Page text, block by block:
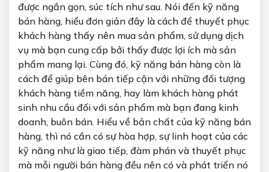
được ngắn gọn, súc tích như sau. Nói đến kỹ năng
bán hàng, hiểu đơn giản đây là cách để thuyết phục
khách hàng thấy nên mua sản phẩm, sử dụng dịch
vụ mà bạn cung cấp bởi thấy được lợi ích mà sản
phẩm mang lại. Cùng đó, kỹ năng bán hàng còn là
cách để giúp bên bán tiếp cận với những đối tượng
khách hàng tiềm năng, hay làm khách hàng phát
sinh nhu cầu đối với sản phẩm mà bạn đang kinh
doanh, buôn bán. Hiểu về bản chất của kỹ năng bán
hàng, thì nó cần có sự hòa hợp, sự linh hoạt của các
kỹ năng như là giao tiếp, đàm phán và thuyết phục
mà mỗi người bán hàng đều nên có và phát triển nó